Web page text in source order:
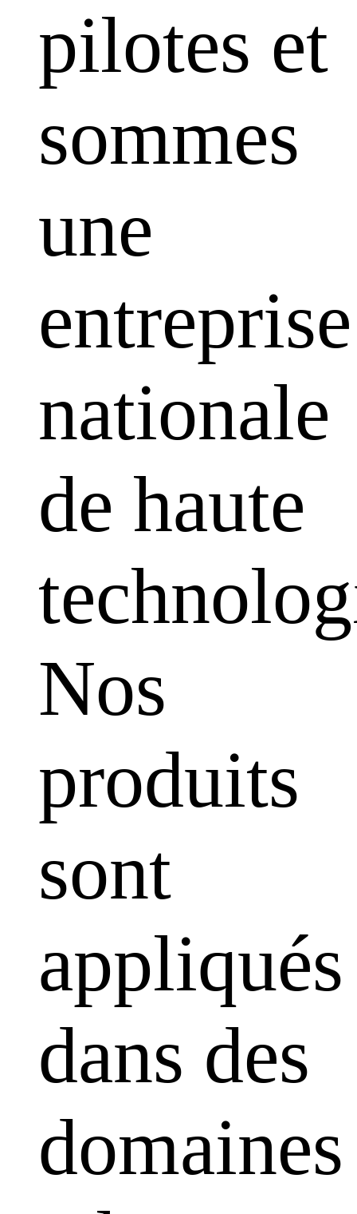
pilotes et
sommes
une
entreprise
nationale
de haute
Nos
produits
sont
appliqués
dans des
domaines